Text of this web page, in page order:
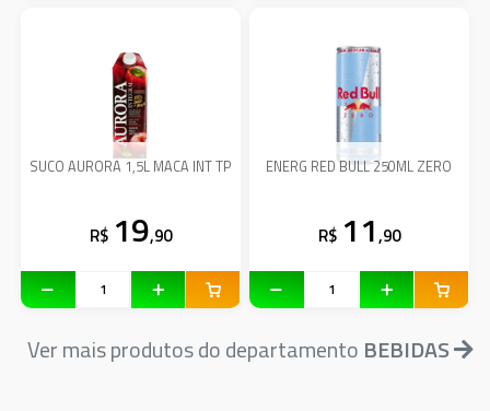
SUCO AURORA 1,5L MACA INT TP
R$ 19,90
ENERG RED BULL 250ML ZERO
R$ 11,90
Ver mais produtos do departamento BEBIDAS